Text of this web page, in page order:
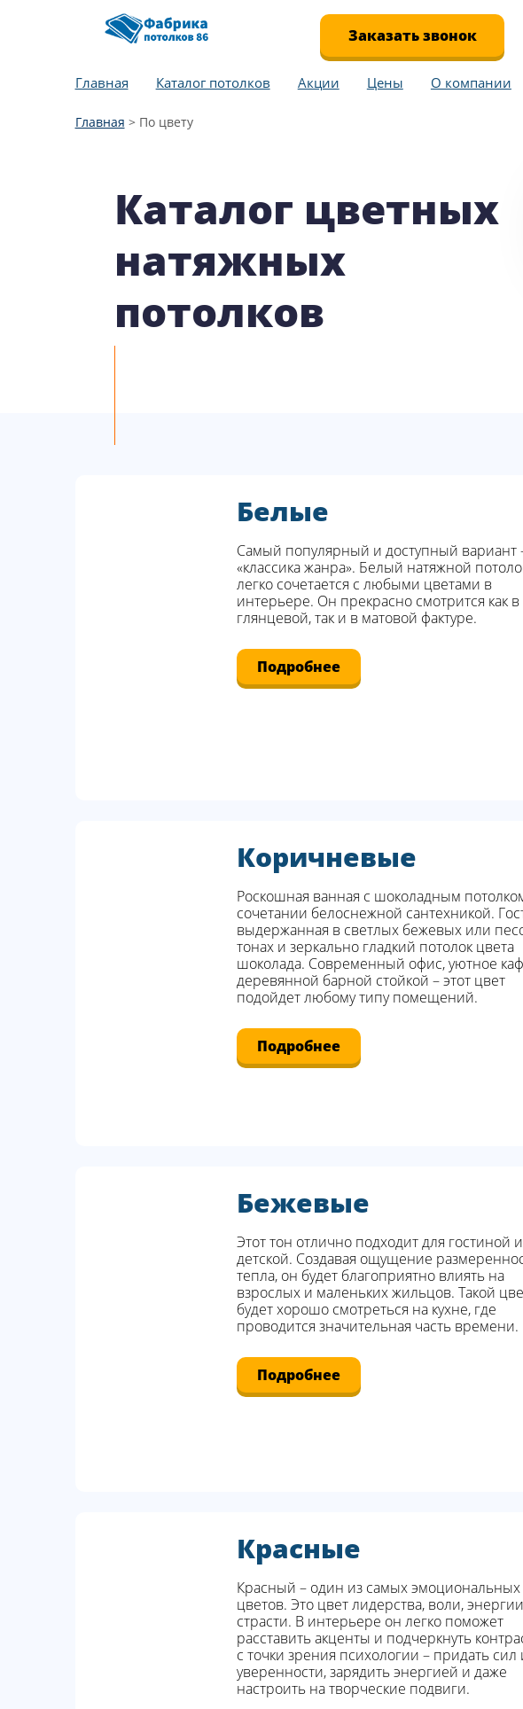
Заказать звонок
Главная Каталог потолков Акции Цены О компании
Главная > По цвету
Каталог цветных
натяжных
потолков
Белые
Самый популярный и доступный вариант
«классика жанра». Белый натяжной
легко сочетается с любыми цветами в
интерьере. Он прекрасно смотрится как в
глянцевой, так и в матовой фактуре.
Подробнее
Коричневые
Роскошная ванная с шоколадным
сочетании белоснежной сантехникой.
выдержанная в светлых бежевых или
тонах и зеркально гладкий потолок цвета
шоколада. Современный офис, уютное
деревянной барной стойкой – этот цвет
подойдет любому типу помещений.
Подробнее
Бежевые
Этот тон отлично подходит для гостиной
детской. Создавая ощущение
тепла, он будет благоприятно влиять на
взрослых и маленьких жильцов. Такой
будет хорошо смотреться на кухне, где
проводится значительная часть времени.
Подробнее
Красные
Красный – один из самых эмоциональных
цветов. Это цвет лидерства, воли,
страсти. В интерьере он легко поможет
расставить акценты и подчеркнуть
с точки зрения психологии – придать сил
уверенности, зарядить энергией и даже
настроить на творческие подвиги.